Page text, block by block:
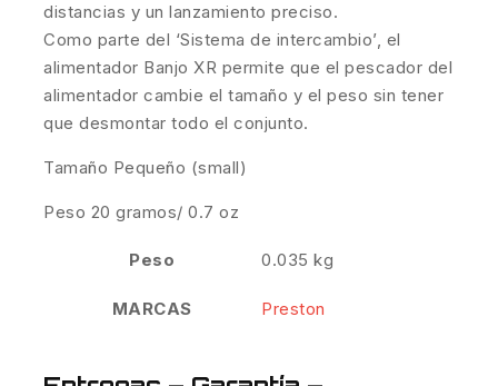
distancias y un lanzamiento preciso.
Como parte del ‘Sistema de intercambio’, el
alimentador Banjo XR permite que el pescador del
alimentador cambie el tamaño y el peso sin tener
que desmontar todo el conjunto.
Tamaño Pequeño (small)
Peso 20 gramos/ 0.7 oz
Peso 0.035 kg
MARCAS Preston